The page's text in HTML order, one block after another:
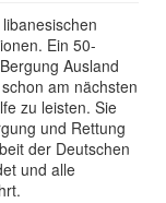
Ein 50-
Ausland
am nächsten
zu leisten. Sie
und Rettung
der Deutschen
und alle